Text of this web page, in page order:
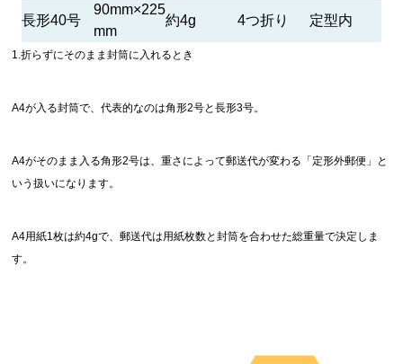
長形40号
90mm×225
mm
約4g 4つ折り 定型内
1.折らずにそのまま封筒に入れるとき
A4が入る封筒で、代表的なのは角形2号と長形3号。
A4がそのまま入る角形2号は、重さによって郵送代が変わる「定形外郵便」と
いう扱いになります。
A4用紙1枚は約4gで、郵送代は用紙枚数と封筒を合わせた総重量で決定しま
す。